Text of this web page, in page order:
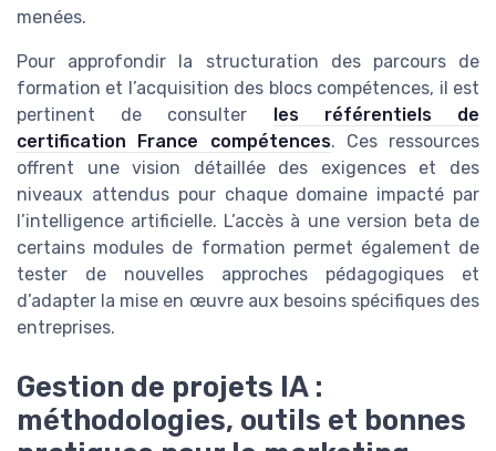
menées.
Pour approfondir la structuration des parcours de
formation et l’acquisition des blocs compétences, il est
pertinent de consulter les référentiels de
certification France compétences. Ces ressources
offrent une vision détaillée des exigences et des
niveaux attendus pour chaque domaine impacté par
l’intelligence artificielle. L’accès à une version beta de
certains modules de formation permet également de
tester de nouvelles approches pédagogiques et
d’adapter la mise en œuvre aux besoins spécifiques des
entreprises.
Gestion de projets IA :
méthodologies, outils et bonnes